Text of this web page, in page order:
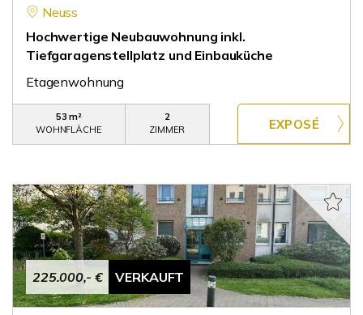
Neuss
Hochwertige Neubauwohnung inkl.
Tiefgaragenstellplatz und Einbauküche
Etagenwohnung
53 m²
WOHNFLÄCHE
2
ZIMMER
225.000,- € VERKAUFT